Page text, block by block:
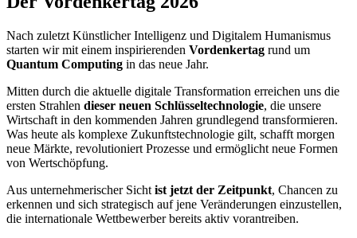
Nach zuletzt Künstlicher Intelligenz und Digitalem Humanismus
starten wir mit einem inspirierenden Vordenkertag rund um
Quantum Computing in das neue Jahr.
Mitten durch die aktuelle digitale Transformation erreichen uns die
ersten Strahlen dieser neuen Schlüsseltechnologie, die unsere
Wirtschaft in den kommenden Jahren grundlegend transformieren.
Was heute als komplexe Zukunftstechnologie gilt, schafft morgen
neue Märkte, revolutioniert Prozesse und ermöglicht neue Formen
von Wertschöpfung.
Aus unternehmerischer Sicht ist jetzt der Zeitpunkt, Chancen zu
erkennen und sich strategisch auf jene Veränderungen einzustellen,
die internationale Wettbewerber bereits aktiv vorantreiben.